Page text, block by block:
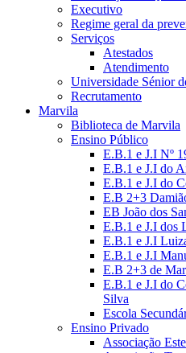
Executivo
Regime geral da
Serviços
Atestados
Atendimento
Universidade Sénior
Recrutamento
Marvila
Biblioteca de Marvila
Ensino Público
E.B.1 e J.I Nº
E.B.1 e J.I do
E.B.1 e J.I do
E.B 2+3
EB João dos
E.B.1 e J.I dos
E.B.1 e J.I
E.B.1 e J.I
E.B 2+3 de
E.B.1 e J.I do
Silva
Escola
Ensino Privado
Associação